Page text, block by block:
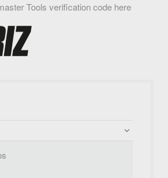
Tools verification code here